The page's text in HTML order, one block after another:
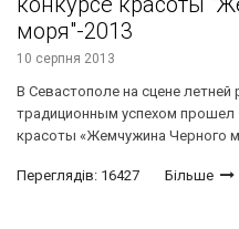
моря"-2013
10 серпня 2013
В Севастополе на сцене летней
традиционным успехом
красоты «Жемчужина Черного
Переглядів: 16427 Більше